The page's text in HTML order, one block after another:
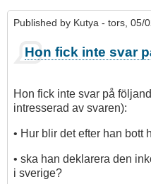
Published by Kutya - tors, 05/
Hon fick inte svar
Hon fick inte svar på
intresserad av svaren):
• Hur blir det efter han bott
• ska han deklarera den
i sverige?